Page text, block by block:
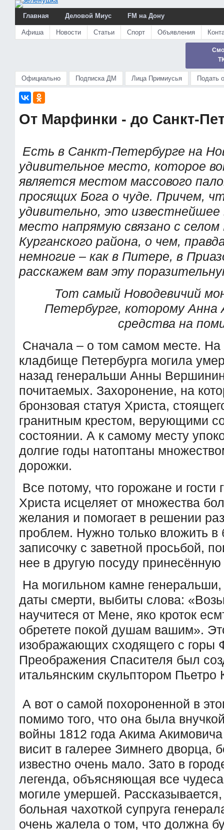
Главная Деловой Миус FM на Дону
Афиша Новости Статьи Спорт Объявления
Официально Подписка ДМ Лица Примиусья Подать
От Марфинки - до Санкт-
Есть в Санкт-Петербурге на
удивительное место, которое
является местом массового
просящих Бога о чуде. Причем,
удивительно, это известнейшее
место напрямую связано с
Курганского района, о чем,
немногие – как в Питере, в
расскажем вам эту
Тот самый Новодевичий
Петербурге, которому Анна
средства на
Сначала – о том самом месте.
кладбище Петербурга могила
назад генеральши Анны
почитаемых. Захоронение, на
бронзовая статуя Христа,
гранитным крестом, верующими
состоянии. А к самому месту
долгие годы натоптаны
дорожки.
Все потому, что горожане и гости
Христа исцеляет от множества
желания и помогает в решении
проблем. Нужно только вложить в
записочку с заветной просьбой,
нее в другую посуду принесённую
На могильном камне
даты смерти, выбиты слова:
научитеся от Мене, яко кроток
обретете покой душам вашим».
изображающих сходящего с горы
Преображения Спасителя был
итальянским скульптором
А вот о самой похороненной в
помимо того, что она была
войны 1812 года Акима
висит в галерее Зимнего дворца,
известно очень мало. Зато в
легенда, объясняющая все
могиле умершей. Рассказывается,
больная чахоткой супруга
очень жалела о том, что должна